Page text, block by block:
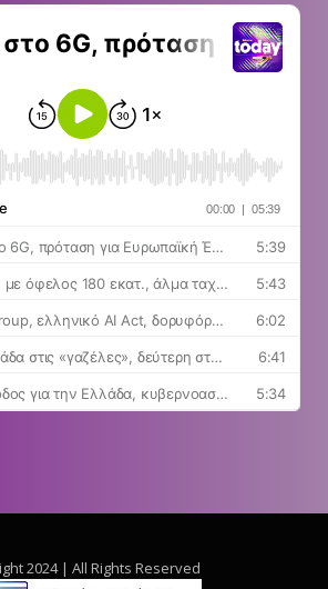
2024 | All Rights Reserved